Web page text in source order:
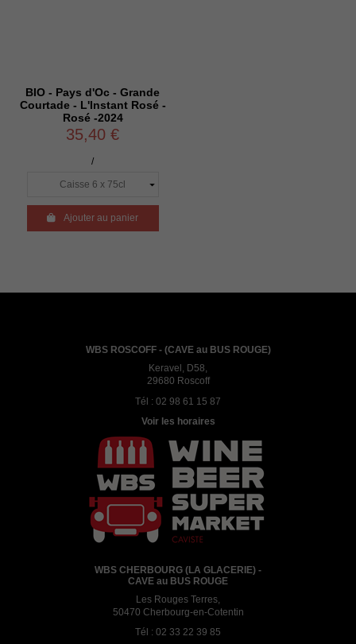
BIO - Pays d'Oc - Grande
Courtade - L'Instant Rosé -
Rosé -2024
35,40 €
/
Ajouter au panier
WBS ROSCOFF - (CAVE au BUS ROUGE)
Keravel, D58,
29680 Roscoff
Tél : 02 98 61 15 87
Voir les horaires
WBS CHERBOURG (LA GLACERIE) -
CAVE au BUS ROUGE
Les Rouges Terres,
50470 Cherbourg-en-Cotentin
Tél : 02 33 22 39 85